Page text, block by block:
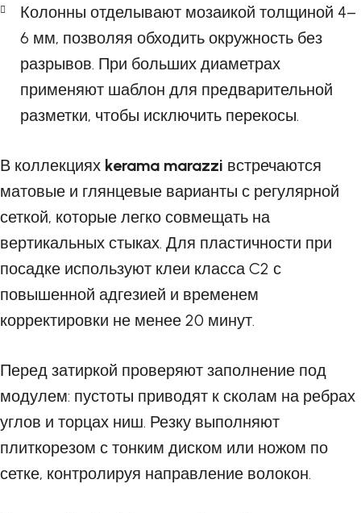
Колонны отделывают мозаикой толщиной 4–
6 мм, позволяя обходить окружность без
разрывов. При больших диаметрах
применяют шаблон для предварительной
разметки, чтобы исключить перекосы.
В коллекциях kerama marazzi встречаются
матовые и глянцевые варианты с регулярной
сеткой, которые легко совмещать на
вертикальных стыках. Для пластичности при
посадке используют клеи класса C2 с
повышенной адгезией и временем
корректировки не менее 20 минут.
Перед затиркой проверяют заполнение под
модулем: пустоты приводят к сколам на ребрах
углов и торцах ниш. Резку выполняют
плиткорезом с тонким диском или ножом по
сетке, контролируя направление волокон.